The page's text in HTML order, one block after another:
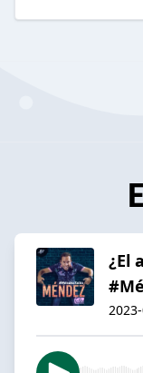
¿El